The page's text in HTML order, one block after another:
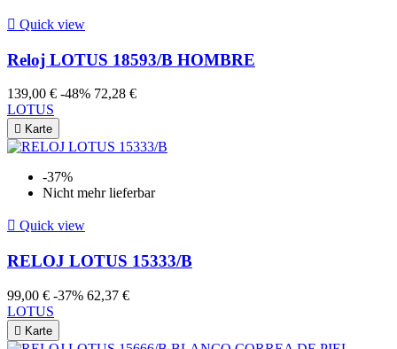
 Quick view
Reloj LOTUS 18593/B HOMBRE
139,00 € -48% 72,28 €
LOTUS
 Karte
-37%
Nicht mehr lieferbar
 Quick view
RELOJ LOTUS 15333/B
99,00 € -37% 62,37 €
LOTUS
 Karte